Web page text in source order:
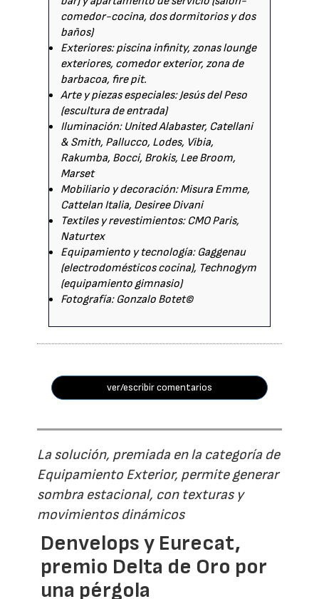
comedor-cocina, dos dormitorios y dos
baños)
Exteriores: piscina infinity, zonas lounge
exteriores, comedor exterior, zona de
barbacoa, fire pit.
Arte y piezas especiales: Jesús del Peso
(escultura de entrada)
Iluminación: United Alabaster, Catellani
& Smith, Pallucco, Lodes, Vibia,
Rakumba, Bocci, Brokis, Lee Broom,
Marset
Mobiliario y decoración: Misura Emme,
Cattelan Italia, Desiree Divani
Textiles y revestimientos: CMO Paris,
Naturtex
Equipamiento y tecnología: Gaggenau
(electrodomésticos cocina), Technogym
(equipamiento gimnasio)
Fotografía: Gonzalo Botet©
ver/escribir comentarios
La solución, premiada en la categoría de
Equipamiento Exterior, permite generar
sombra estacional, con texturas y
movimientos dinámicos
Denvelops y Eurecat,
premio Delta de Oro por
una pérgola